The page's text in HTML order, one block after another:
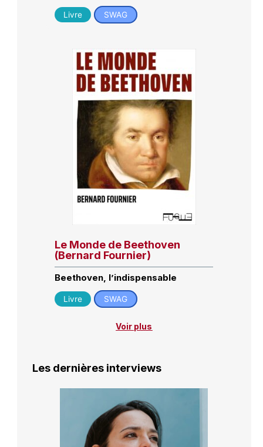
Livre SWAG
Le Monde de Beethoven
(Bernard Fournier)
Beethoven, l’indispensable
Livre SWAG
Voir plus
Les dernières interviews